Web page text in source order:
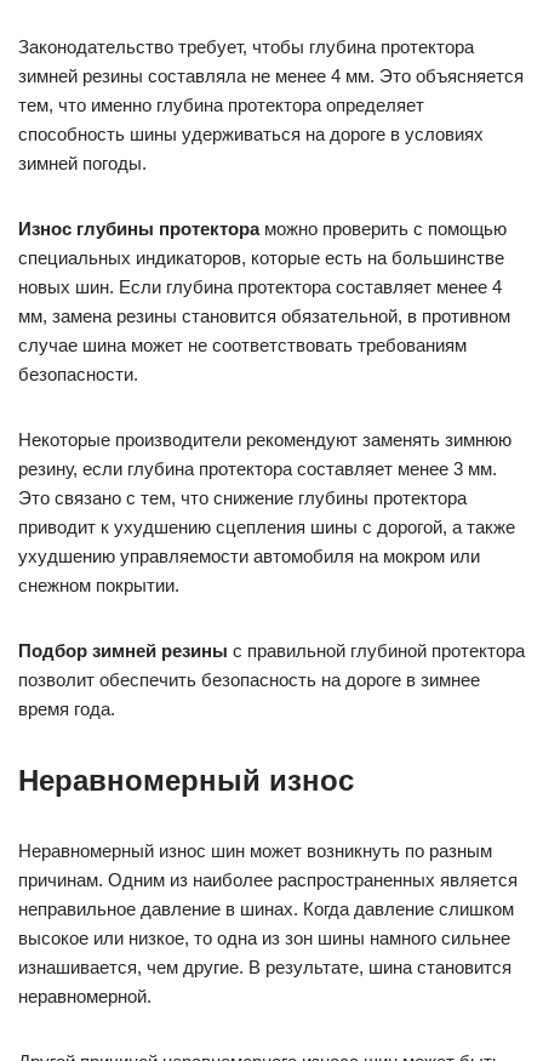
Законодательство требует, чтобы глубина протектора
зимней резины составляла не менее 4 мм. Это объясняется
тем, что именно глубина протектора определяет
способность шины удерживаться на дороге в условиях
зимней погоды.
Износ глубины протектораможно проверить с помощью
специальных индикаторов, которые есть на большинстве
новых шин. Если глубина протектора составляет менее 4
мм, замена резины становится обязательной, в противном
случае шина может не соответствовать требованиям
безопасности.
Некоторые производители рекомендуют заменять зимнюю
резину, если глубина протектора составляет менее 3 мм.
Это связано с тем, что снижение глубины протектора
приводит к ухудшению сцепления шины с дорогой, а также
ухудшению управляемости автомобиля на мокром или
снежном покрытии.
Подбор зимней резины с правильной глубиной протектора
позволит обеспечить безопасность на дороге в зимнее
время года.
Неравномерный износ
Неравномерный износ шин может возникнуть по разным
причинам. Одним из наиболее распространенных является
неправильное давление в шинах. Когда давление слишком
высокое или низкое, то одна из зон шины намного сильнее
изнашивается, чем другие. В результате, шина становится
неравномерной.